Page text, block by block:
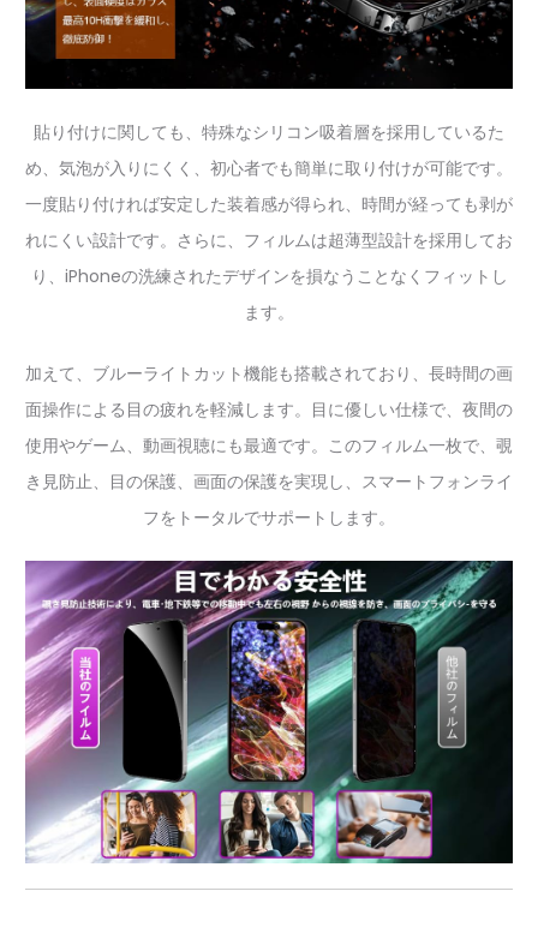
貼り付けに関しても、特殊なシリコン吸着層を採用しているた
め、気泡が入りにくく、初心者でも簡単に取り付けが可能です。
一度貼り付ければ安定した装着感が得られ、時間が経っても剥が
れにくい設計です。さらに、フィルムは超薄型設計を採用してお
り、iPhoneの洗練されたデザインを損なうことなくフィットし
ます。
加えて、ブルーライトカット機能も搭載されており、長時間の画
面操作による目の疲れを軽減します。目に優しい仕様で、夜間の
使用やゲーム、動画視聴にも最適です。このフィルム一枚で、覗
き見防止、目の保護、画面の保護を実現し、スマートフォンライ
フをトータルでサポートします。